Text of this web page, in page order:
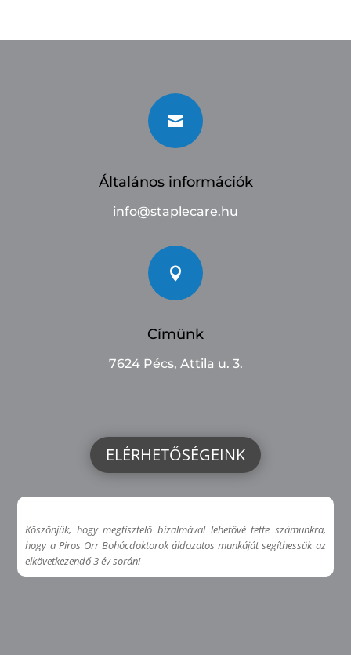

Általános információk
info@staplecare.hu

Címünk
7624 Pécs, Attila u. 3.
ELÉRHETŐSÉGEINK
Köszönjük, hogy megtisztelő bizalmával lehetővé tette számunkra,
hogy a Piros Orr Bohócdoktorok áldozatos munkáját segíthessük az
elkövetkezendő 3 év során!